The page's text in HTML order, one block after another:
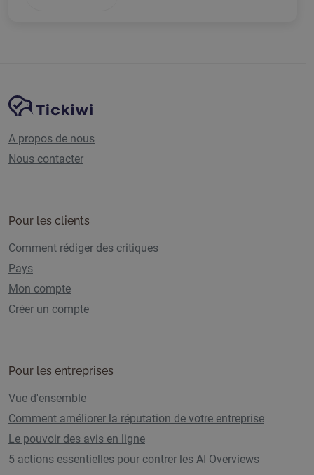
Navigation du sitePlate-forme Tickiwi
A propos de nous
Nous contacter
Pour les clients
Comment rédiger des critiques
Pays
Mon compte
Créer un compte
Pour les entreprises
Vue d'ensemble
Comment améliorer la réputation de votre entreprise
Le pouvoir des avis en ligne
5 actions essentielles pour contrer les AI Overviews